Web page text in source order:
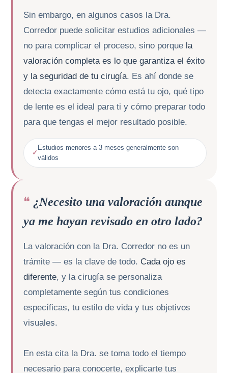
Sin embargo, en algunos casos la Dra.
Corredor puede solicitar estudios adicionales —
no para complicar el proceso, sino porque la
valoración completa es lo que garantiza el éxito
y la seguridad de tu cirugía. Es ahí donde se
detecta exactamente cómo está tu ojo, qué tipo
de lente es el ideal para ti y cómo preparar todo
para que tengas el mejor resultado posible.
Estudios menores a 3 meses generalmente son
válidos
¿Necesito una valoración aunque
ya me hayan revisado en otro lado?
La valoración con la Dra. Corredor no es un
trámite — es la clave de todo. Cada ojo es
diferente, y la cirugía se personaliza
completamente según tus condiciones
específicas, tu estilo de vida y tus objetivos
visuales.
En esta cita la Dra. se toma todo el tiempo
necesario para conocerte, explicarte tus